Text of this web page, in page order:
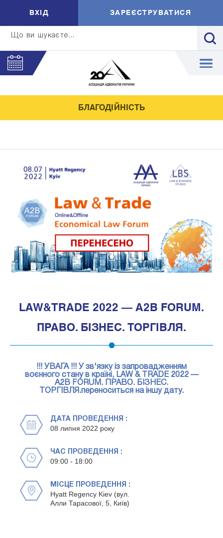
Що ви шукаєте...
ВXIД ЗАРЕЄСТРУВАТИСЯ
БЛАГОДІЙНІСТЬ
1
LAW&TRADE 2022 — A2B FORUM.
ПРАВО. БІЗНЕС. ТОРГІВЛЯ.
!!! УВАГА !!! У зв'язку із запровадженням
воєнного стану в країні, LAW & TRADE 2022 —
A2B FORUM. ПРАВО. БІЗНЕС.
ТОРГІВЛЯ.переноситься на іншу дату.
ДАТА ПРОВЕДЕННЯ :
08 липня 2022 року
ЧАС ПРОВЕДЕННЯ :
09:00 - 18:00
МІСЦЕ ПРОВЕДЕННЯ :
Hyatt Regency Kiev (вул.
Алли Тарасової, 5, Київ)